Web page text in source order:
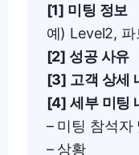
[1] 미팅 정보
예) Level2,
[2] 성공 사유
[3] 고객 상세
[4] 세부 미팅
– 미팅 참석자
– 상황